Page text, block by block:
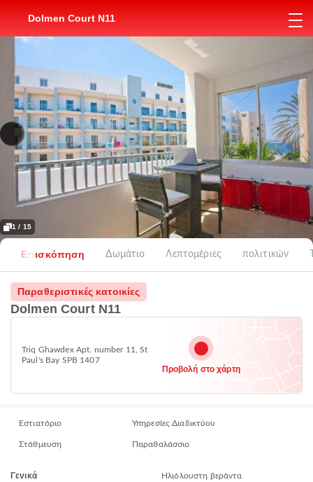
Dolmen Court N11
1 / 15
Επισκόπηση Δωμάτιο Λεπτομέριες πολιτικών
Παραθεριστικές κατοικίες
Dolmen Court N11
Triq Ghawdex Apt. number 11, St
Paul's Bay SPB 1407
Προβολή στο χάρτη
Εστιατόριο Υπηρεσίες Διαδικτύου
Στάθμευση Παραθαλάσσιο
Γενικά Ηλιόλουστη βεράντα